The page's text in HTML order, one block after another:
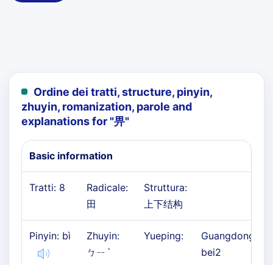
Ordine dei tratti, structure, pinyin,
zhuyin, romanization, parole and
explanations for "畀"
Basic information
Tratti: 8
Radicale:
田
Struttura:
上下结构
Pinyin: bì
Zhuyin:
ㄅㄧˋ
Yueping:
Guangdong:
bei2